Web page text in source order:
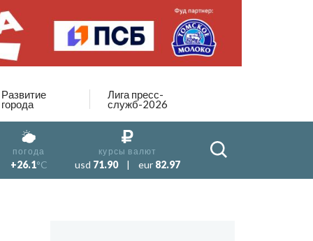
Развитие
города
Лига пресс-
служб-2026
погода
+26.1°C
курсы валют
usd 71.90 | eur 82.97